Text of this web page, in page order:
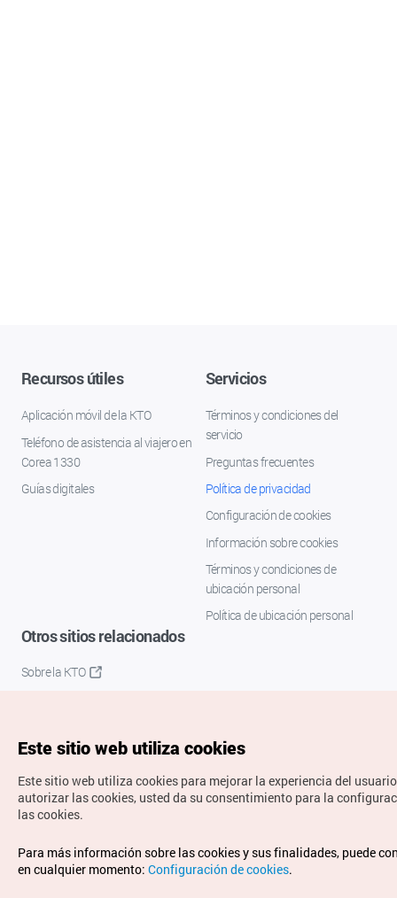
Recursos útiles
Aplicación móvil de la KTO
Teléfono de asistencia al viajero en
Corea 1330
Guías digitales
Servicios
Términos y condiciones del
servicio
Preguntas frecuentes
Política de privacidad
Configuración de cookies
Información sobre cookies
Términos y condiciones de
ubicación personal
Política de ubicación personal
Otros sitios relacionados
Sobre la KTO
Copyrights © Organización de Turismo de Corea. Todos los
derechos reservados.
Para informes de errores y cuestiones relacionadas con el
Este sitio web utiliza cookies
Este sitio web utiliza cookies para mejorar la experiencia del
autorizar las cookies, usted da su consentimiento para la
las cookies.
Para más información sobre las cookies y sus finalidades, puede
en cualquier momento: Configuración de cookies.